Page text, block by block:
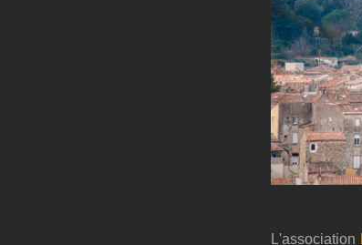
L'association